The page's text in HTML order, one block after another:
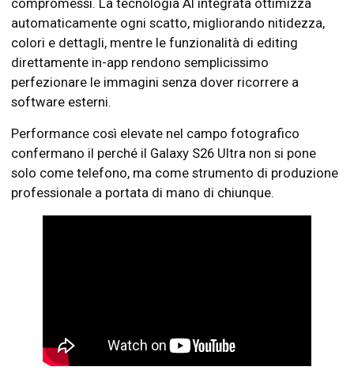
compromessi. La tecnologia AI integrata ottimizza
automaticamente ogni scatto, migliorando nitidezza,
colori e dettagli, mentre le funzionalità di editing
direttamente in-app rendono semplicissimo
perfezionare le immagini senza dover ricorrere a
software esterni.
Performance così elevate nel campo fotografico
confermano il perché il Galaxy S26 Ultra non si pone
solo come telefono, ma come strumento di produzione
professionale a portata di mano di chiunque.